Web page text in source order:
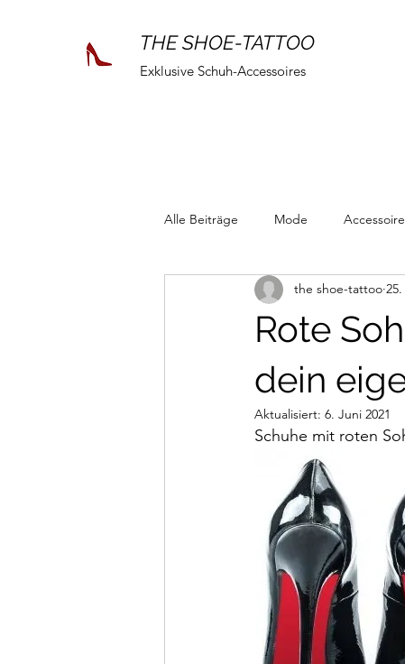
THE SHOE-TATTOO
Exklusive Schuh-Accessoires
Alle Beiträge Mode
Rote
dein
the shoe-tattoo 25.
Aktualisiert: 6. Juni 2021
Schuhe mit roten